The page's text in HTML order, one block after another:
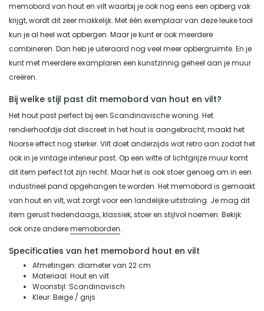
memobord van hout en vilt waarbij je ook nog eens een opberg vak
krijgt, wordt dit zeer makkelijk. Met één exemplaar van deze leuke tool
kun je al heel wat opbergen. Maar je kunt er ook meerdere
combineren. Dan heb je uiteraard nog veel meer opbergruimte. En je
kunt met meerdere examplaren een kunstzinnig geheel aan je muur
creëren.
Bij welke stijl past dit memobord van hout en vilt?
Het hout past perfect bij een Scandinavische woning. Het
rendierhoofdje dat discreet in het hout is aangebracht, maakt het
Noorse effect nog sterker. Vilt doet anderzijds wat retro aan zodat het
ook in je vintage interieur past. Op een witte of lichtgrijze muur komt
dit item perfect tot zijn recht. Maar het is ook stoer genoeg om in een
industrieel pand opgehangen te worden. Het memobord is gemaakt
van hout en vilt, wat zorgt voor een landelijke uitstraling. Je mag dit
item gerust hedendaags, klassiek, stoer en stijlvol noemen. Bekijk
ook onze anderememoborden.
Specificaties van het memobord hout en vilt
Afmetingen: diameter van 22 cm
Materiaal: Hout en vilt
Woonstijl: Scandinavisch
Kleur: Beige / grijs